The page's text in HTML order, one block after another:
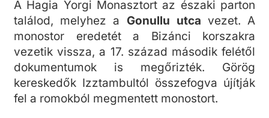
A Hagia Yorgi Monasztort az északi parton
találod, melyhez a Gonullu utca vezet. A
monostor eredetét a Bizánci korszakra
vezetik vissza, a 17. század második felétől
dokumentumok is megőrizték. Görög
kereskedők Izztambultól összefogva újítják
fel a romokból megmentett monostort.